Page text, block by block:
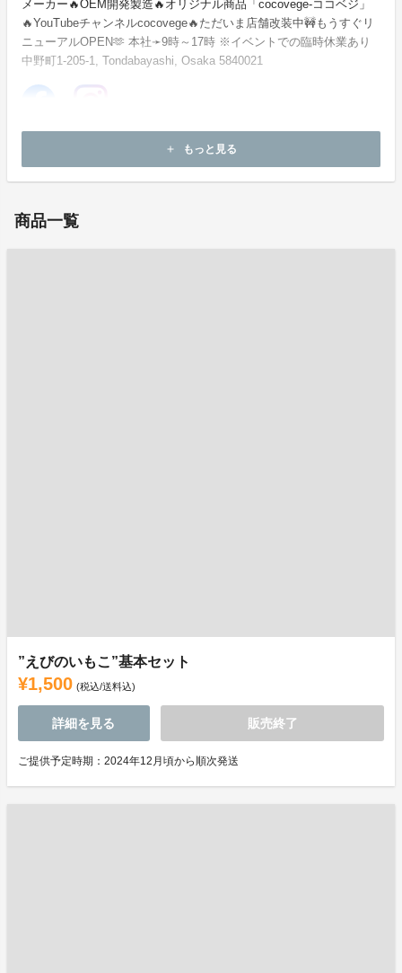
メーカー🔥OEM開発製造🔥オリジナル商品「cocovege-ココベジ」
🔥YouTubeチャンネルcocovege🔥ただいま店舗改装中🚧もうすぐリ
ニューアルOPEN🫶 本社➛9時～17時 ※イベントでの臨時休業あり
中野町1-205-1, Tondabayashi, Osaka 5840021
add もっと見る
商品一覧
”えびのいもこ”基本セット
¥1,500 (税込/送料込)
詳細を見る 販売終了
ご提供予定時期：2024年12月頃から順次発送